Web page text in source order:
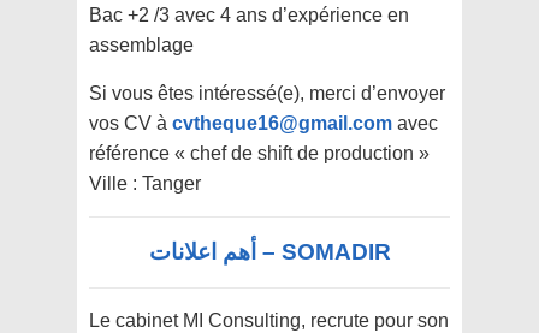
Bac +2 /3 avec 4 ans d’expérience en
assemblage
Si vous êtes intéressé(e), merci d’envoyer
vos CV à cvtheque16@gmail.com avec
référence « chef de shift de production »
Ville : Tanger
SOMADIR – أهم اعلانات
Le cabinet MI Consulting, recrute pour son